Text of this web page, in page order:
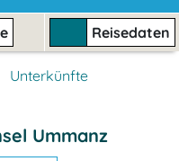
Reisedaten
Unterkünfte
Ummanz